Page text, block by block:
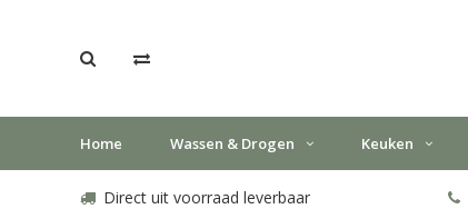
Home Wassen & Drogen Keuken
Direct uit voorraad leverbaar